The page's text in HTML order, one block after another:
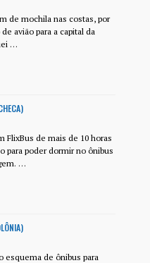
de mochila nas costas, por
avião para a capital da
…
FlixBus de mais de 10 horas
para poder dormir no ônibus
…
esquema de ônibus para